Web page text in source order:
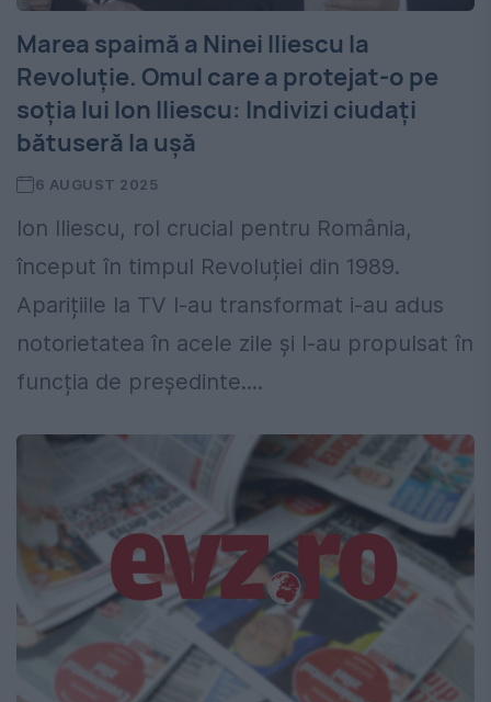
Marea spaimă a Ninei Iliescu la
Revoluție. Omul care a protejat-o pe
soția lui Ion Iliescu: Indivizi ciudați
bătuseră la ușă
6 AUGUST 2025
Ion Iliescu, rol crucial pentru România,
început în timpul Revoluției din 1989.
Aparițiile la TV l-au transformat i-au adus
notorietatea în acele zile și l-au propulsat în
funcția de președinte....